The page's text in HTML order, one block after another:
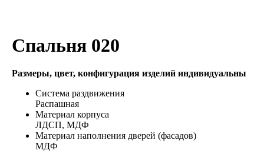
Спальня 020
Размеры, цвет, конфигурация изделий индивидуальны
Система раздвижения
Распашная
Материал корпуса
ЛДСП, МДФ
Материал наполнения дверей (фасадов)
МДФ